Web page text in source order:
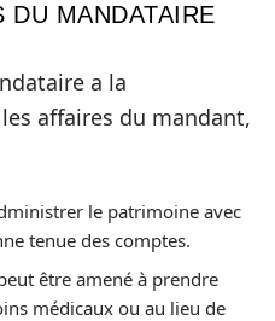
DU MANDATAIRE
a la
affaires du mandant,
le patrimoine avec
tenue des comptes.
être amené à prendre
médicaux ou au lieu de